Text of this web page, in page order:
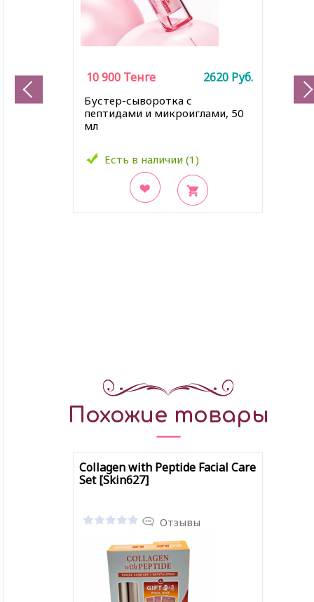
Бустер-сыворотка с
пептидами и микроиглами, 50
мл
Есть в наличии (1)
10 900 Тенге 2620 Руб.
Похожие товары
Collagen with Peptide Facial Care
Set [Skin627]
Отзывы